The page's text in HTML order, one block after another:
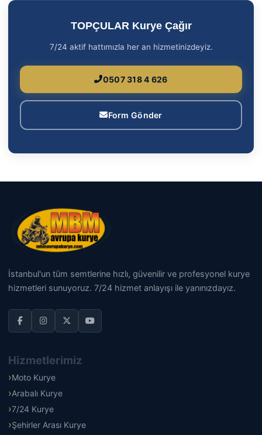
TOPÇULAR Kurye Çağır
7/24 aktif hattımızla her an hizmetinizdeyiz.
0507 318 4 626
Form Gönder
İstanbul'un tüm semtlerine hızlı, güvenilir ve profesyonel kurye
hizmetleri sunuyoruz. 7/24 hizmet anlayışı ile yanınızdayız.
Hizmetlerimiz
Moto Kurye
Arabalı Kurye
7/24 Kurye
Şehirler Arası Kurye